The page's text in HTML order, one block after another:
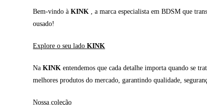
Bem-vindo àKINK , a marca especialista em BDSM que
ousado!
Explore o seu ladoKINK
NaKINK entendemos que cada detalhe importa quando se
melhores produtos do mercado, garantindo qualidade,
Nossa coleção